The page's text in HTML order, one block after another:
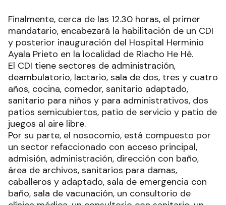
Finalmente, cerca de las 12.30 horas, el primer
mandatario, encabezará la habilitación de un CDI
y posterior inauguración del Hospital Herminio
Ayala Prieto en la localidad de Riacho He Hé.
El CDI tiene sectores de administración,
deambulatorio, lactario, sala de dos, tres y cuatro
años, cocina, comedor, sanitario adaptado,
sanitario para niños y para administrativos, dos
patios semicubiertos, patio de servicio y patio de
juegos al aire libre.
Por su parte, el nosocomio, está compuesto por
un sector refaccionado con acceso principal,
admisión, administración, dirección con baño,
área de archivos, sanitarios para damas,
caballeros y adaptado, sala de emergencia con
baño, sala de vacunación, un consultorio de